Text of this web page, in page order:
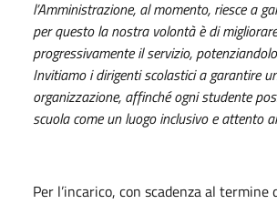
l’Amministrazione, al momento, riesce a
per questo la nostra volontà è di migliorare
progressivamente il servizio,
Invitiamo i dirigenti scolastici a garantire
organizzazione, affinché ogni studente
scuola come un luogo inclusivo e attento
Per l’incarico, con scadenza al